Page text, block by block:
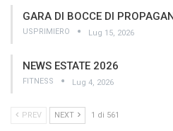
GARA DI BOCCE DI
USPRIMIERO Lug 15, 2026
NEWS ESTATE 2026
FITNESS Lug 4, 2026
PREV NEXT 1 di 561